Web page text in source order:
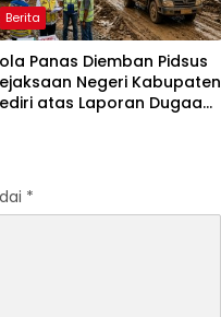
Berita
Panas Diemban Pidsus
Negeri Kabupaten
atas Laporan Dugaan
*